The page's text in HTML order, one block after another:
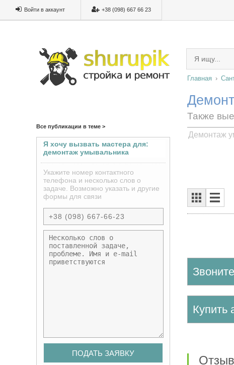
Войти в аккаунт +38 (098) 667 66 23
Главная
Все публикации в теме >
Я хочу вызвать мастера для:
демонтаж умывальника
Укажите номер контактного
телефона и несколько слов о
задаче. Возможно указать и другие
формы для связи
Также
Демонтаж